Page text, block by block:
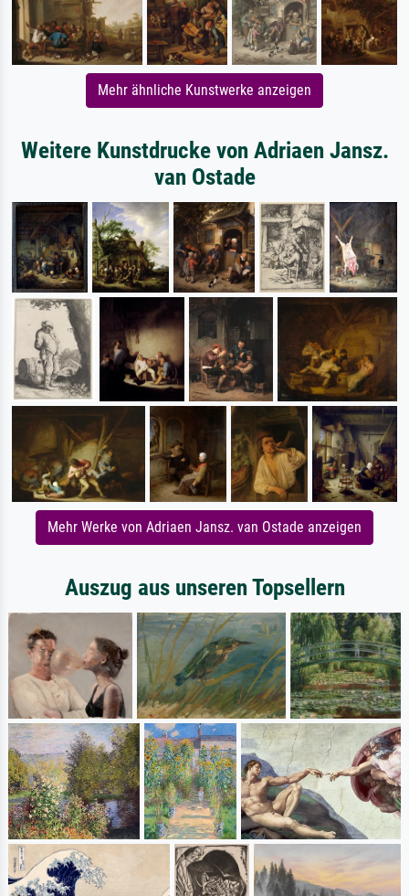
Mehr ähnliche Kunstwerke anzeigen
Weitere Kunstdrucke von Adriaen Jansz.
van Ostade
Mehr Werke von Adriaen Jansz. van Ostade anzeigen
Auszug aus unseren Topsellern